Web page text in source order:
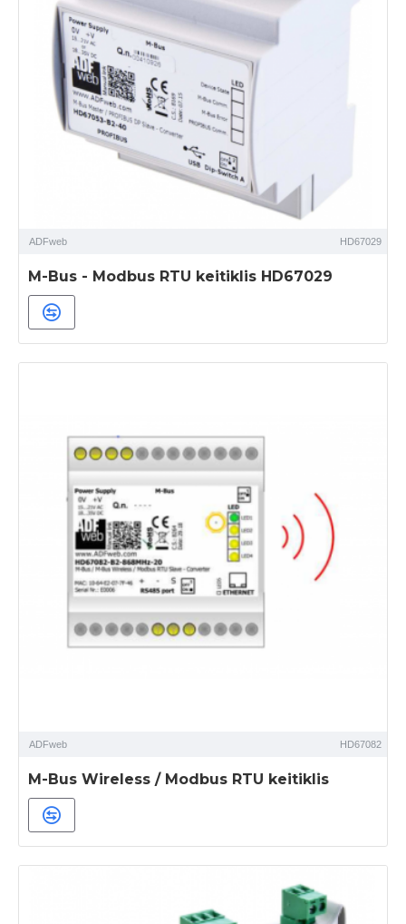
ADFweb HD67029
M-Bus - Modbus RTU keitiklis HD67029
ADFweb HD67082
M-Bus Wireless / Modbus RTU keitiklis